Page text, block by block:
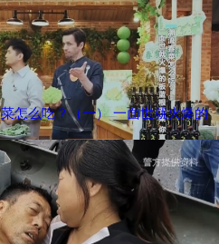
怎么吃？（一） 一面世就火爆的